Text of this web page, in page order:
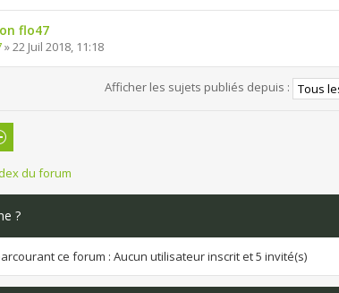
flo47
» 22 Juil 2018, 11:18
Afficher les sujets publiés depuis :
du forum
?
ce forum : Aucun utilisateur inscrit et 5 invité(s)